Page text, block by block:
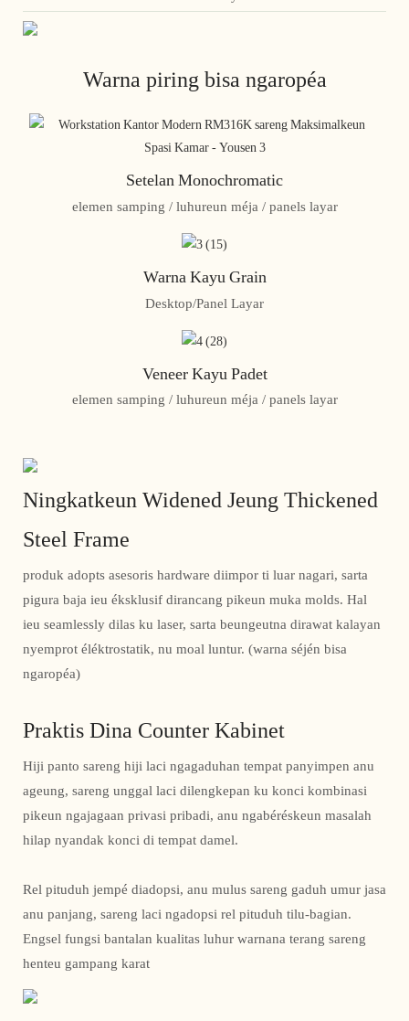
Warna piring bisa ngaropéa
Setelan Monochromatic
elemen samping / luhureun méja / panels layar
Warna Kayu Grain
Desktop/Panel Layar
Veneer Kayu Padet
elemen samping / luhureun méja / panels layar
Ningkatkeun Widened Jeung Thickened
Steel Frame
produk adopts asesoris hardware diimpor ti luar nagari, sarta
pigura baja ieu éksklusif dirancang pikeun muka molds. Hal
ieu seamlessly dilas ku laser, sarta beungeutna dirawat kalayan
nyemprot éléktrostatik, nu moal luntur. (warna séjén bisa
ngaropéa)
Praktis Dina Counter Kabinet
Hiji panto sareng hiji laci ngagaduhan tempat panyimpen anu
ageung, sareng unggal laci dilengkepan ku konci kombinasi
pikeun ngajagaan privasi pribadi, anu ngabéréskeun masalah
hilap nyandak konci di tempat damel.
Rel pituduh jempé diadopsi, anu mulus sareng gaduh umur jasa
anu panjang, sareng laci ngadopsi rel pituduh tilu-bagian.
Engsel fungsi bantalan kualitas luhur warnana terang sareng
henteu gampang karat